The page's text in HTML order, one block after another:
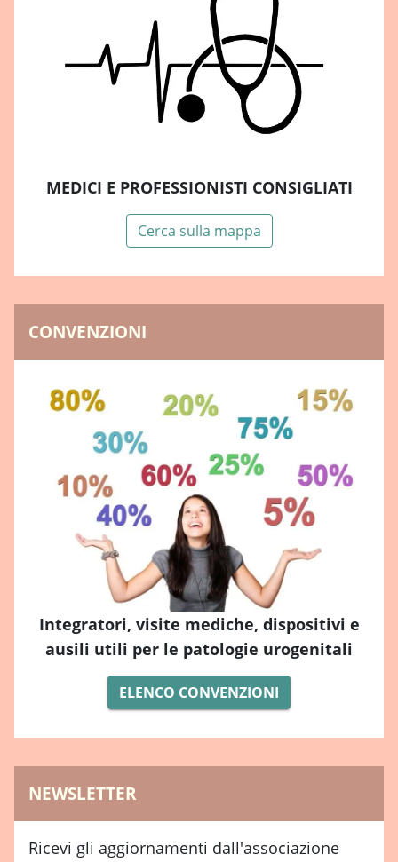
MEDICI E PROFESSIONISTI CONSIGLIATI
Cerca sulla mappa
CONVENZIONI
Integratori, visite mediche, dispositivi e
ausili utili per le patologie urogenitali
ELENCO CONVENZIONI
NEWSLETTER
Ricevi gli aggiornamenti dall'associazione